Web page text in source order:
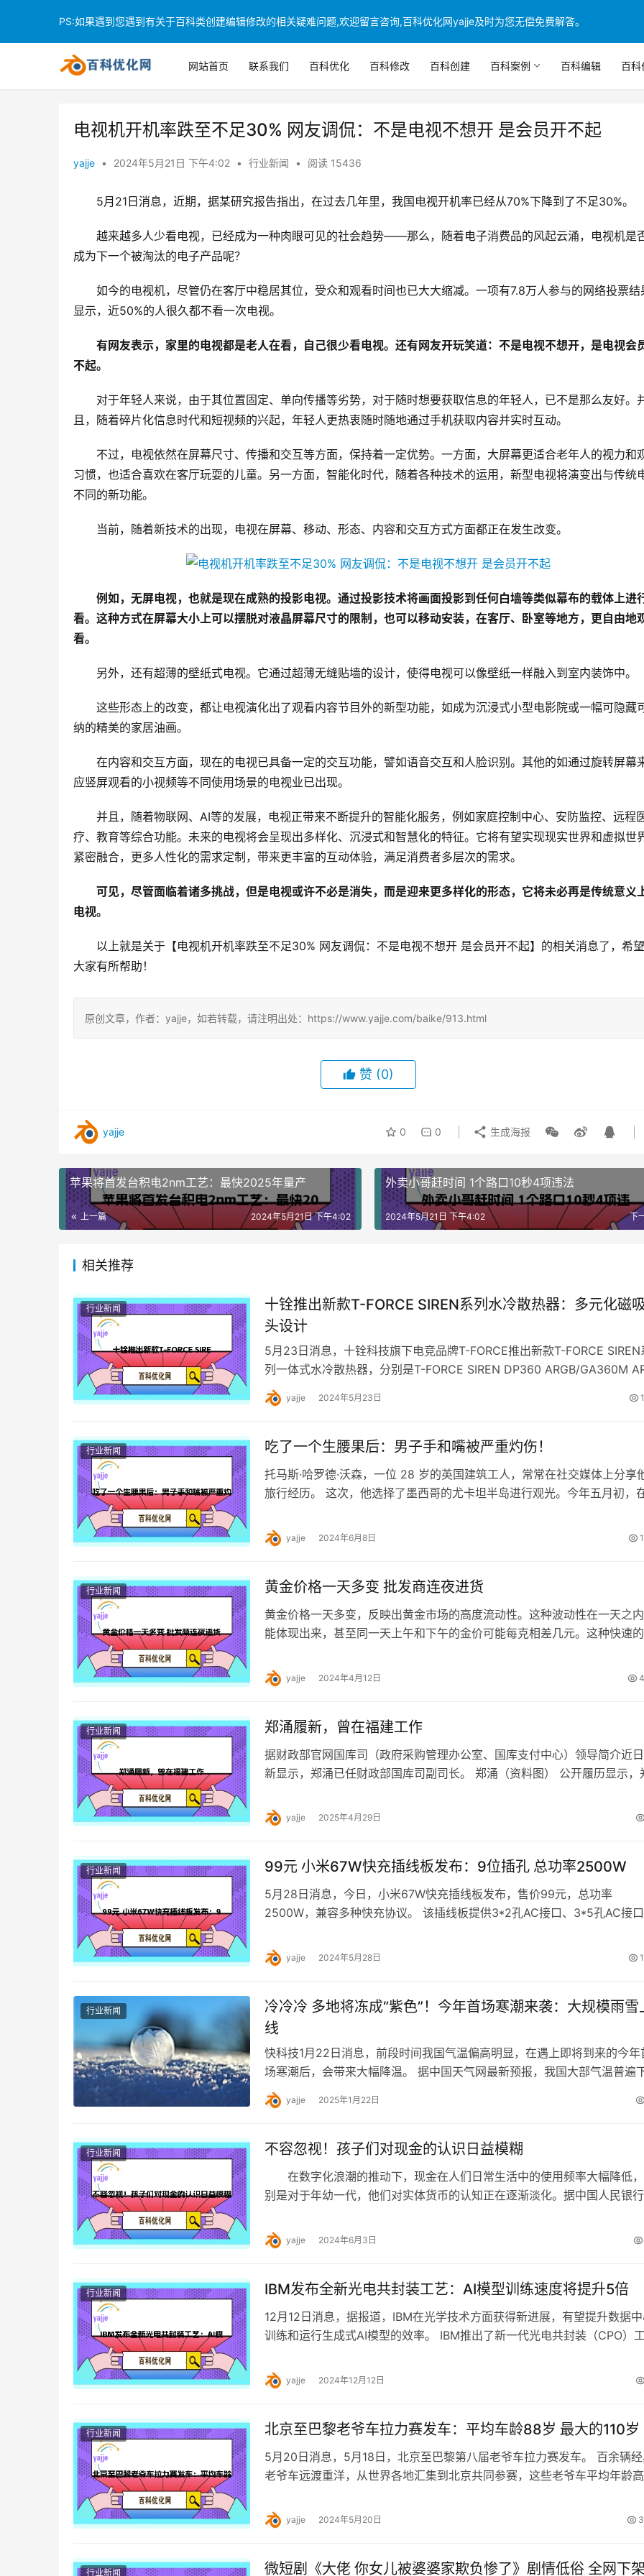
网站首页 联系我们 百科优化 百科修改 百科创建 百科案例 百科编辑 百科
电视机开机率跌至不足30% 网友调侃：不是电视不想开 是会员开不起
yajje • 2024年5月21日 下午4:02 • 行业新闻 • 阅读 15436
5月21日消息，近期，据某研究报告指出，在过去几年里，我国电视开机率已经从70%下降到了不足30%。
越来越多人少看电视，已经成为一种肉眼可见的社会趋势——那么，随着电子消费品的风起云涌，电视机是
成为下一个被淘汰的电子产品呢？
如今的电视机，尽管仍在客厅中稳居其位，受众和观看时间也已大大缩减。一项有7.8万人参与的网络投票结
显示，近50%的人很久都不看一次电视。
有网友表示，家里的电视都是老人在看，自己很少看电视。还有网友开玩笑道：不是电视不想开，是电视会
不起。
对于年轻人来说，由于其位置固定、单向传播等劣势，对于随时想要获取信息的年轻人，已不是那么友好。
且，随着碎片化信息时代和短视频的兴起，年轻人更热衷随时随地通过手机获取内容并实时互动。
不过，电视依然在屏幕尺寸、传播和交互等方面，保持着一定优势。一方面，大屏幕更适合老年人的视力和
习惯，也适合喜欢在客厅玩耍的儿童。另一方面，智能化时代，随着各种技术的运用，新型电视将演变出与传统
不同的新功能。
当前，随着新技术的出现，电视在屏幕、移动、形态、内容和交互方式方面都正在发生改变。
例如，无屏电视，也就是现在成熟的投影电视。通过投影技术将画面投影到任何白墙等类似幕布的载体上进
看。这种方式在屏幕大小上可以摆脱对液晶屏幕尺寸的限制，也可以移动安装，在客厅、卧室等地方，更自由地
看。
另外，还有超薄的壁纸式电视。它通过超薄无缝贴墙的设计，使得电视可以像壁纸一样融入到室内装饰中。
这些形态上的改变，都让电视演化出了观看内容节目外的新型功能，如成为沉浸式小型电影院或一幅可隐藏
纳的精美的家居油画。
在内容和交互方面，现在的电视已具备一定的交互功能，譬如语音交互和人脸识别。其他的如通过旋转屏幕
应竖屏观看的小视频等不同使用场景的电视业已出现。
并且，随着物联网、AI等的发展，电视正带来不断提升的智能化服务，例如家庭控制中心、安防监控、远程
疗、教育等综合功能。未来的电视将会呈现出多样化、沉浸式和智慧化的特征。它将有望实现现实世界和虚拟世
紧密融合，更多人性化的需求定制，带来更丰富的互动体验，满足消费者多层次的需求。
可见，尽管面临着诸多挑战，但是电视或许不必是消失，而是迎来更多样化的形态，它将未必再是传统意义
电视。
以上就是关于【电视机开机率跌至不足30% 网友调侃：不是电视不想开 是会员开不起】的相关消息了，希
大家有所帮助！
原创文章，作者：yajje，如若转载，请注明出处：https://www.yajje.com/baike/913.html
赞 (0)
yajje 0 0 生成海报
苹果将首发台积电2nm工艺：最快2025年量产
上一篇 2024年5月21日 下午4:02
外卖小哥赶时间 1个路口10秒4项违法
下
2024年5月21日 下午4:02
相关推荐
行业新闻
十铨推出新款T-FORCE SIREN系列水冷散热器：多元化磁
头设计
5月23日消息，十铨科技旗下电竞品牌T-FORCE推出新款T-FORCE SIREN
列一体式水冷散热器，分别是T-FORCE SIREN DP360 ARGB/GA360M
yajje 2024年5月23日
行业新闻 吃了一个生腰果后：男子手和嘴被严重灼伤！
托马斯·哈罗德·沃森，一位 28 岁的英国建筑工人，常常在社交媒体上分享
旅行经历。 这次，他选择了墨西哥的尤卡坦半岛进行观光。今年五月初，
yajje 2024年6月8日
行业新闻 黄金价格一天多变 批发商连夜进货
黄金价格一天多变，反映出黄金市场的高度流动性。这种波动性在一天之
能体现出来，甚至同一天上午和下午的金价可能每克相差几元。这种快速的
yajje 2024年4月12日
行业新闻 郑涌履新，曾在福建工作
据财政部官网国库司（政府采购管理办公室、国库支付中心）领导简介近
新显示，郑涌已任财政部国库司副司长。 郑涌（资料图） 公开履历显示，
yajje 2025年4月29日
行业新闻 99元 小米67W快充插线板发布：9位插孔 总功率2500W
5月28日消息，今日，小米67W快充插线板发布，售价99元，总功率
2500W，兼容多种快充协议。 该插线板提供3*2孔AC接口、3*5孔AC接
yajje 2024年5月28日
行业新闻
冷冷冷 多地将冻成“紫色”！今年首场寒潮来袭：大规模雨雪
线
快科技1月22日消息，前段时间我国气温偏高明显，在遇上即将到来的今年
场寒潮后，会带来大幅降温。 据中国天气网最新预报，我国大部气温普遍
8至12℃。 其中，西北地区东部、华北中…
yajje 2025年1月22日
行业新闻 不容忽视！孩子们对现金的认识日益模糊
在数字化浪潮的推动下，现金在人们日常生活中的使用频率大幅降低
别是对于年幼一代，他们对实体货币的认知正在逐渐淡化。据中国人民银
yajje 2024年6月3日
行业新闻 IBM发布全新光电共封装工艺：AI模型训练速度将提升5倍
12月12日消息，据报道，IBM在光学技术方面获得新进展，有望提升数据
训练和运行生成式AI模型的效率。 IBM推出了新一代光电共封装（CPO）
yajje 2024年12月12日
行业新闻 北京至巴黎老爷车拉力赛发车：平均车龄88岁 最大的110岁
5月20日消息，5月18日，北京至巴黎第八届老爷车拉力赛发车。 百余辆
老爷车远渡重洋，从世界各地汇集到北京共同参赛，这些老爷车平均年龄
yajje 2024年5月20日
行业新闻 微短剧《大佬 你女儿被婆婆家欺负惨了》剧情低俗 全网下
PS:如果遇到您遇到有关于百科类创建编辑修改的相关疑难问题,欢迎留言咨询,百科优化网yajje及时为您无偿免费解答。